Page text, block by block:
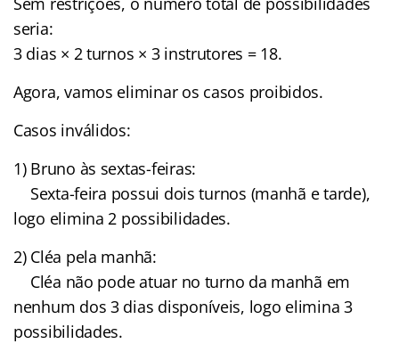
seria:
3 dias × 2 turnos × 3 instrutores = 18.
Agora, vamos eliminar os casos proibidos.
Casos inválidos:
1) Bruno às sextas-feiras:
Sexta-feira possui dois turnos (manhã e tarde),
logo elimina 2 possibilidades.
2) Cléa pela manhã:
Cléa não pode atuar no turno da manhã em
nenhum dos 3 dias disponíveis, logo elimina 3
possibilidades.